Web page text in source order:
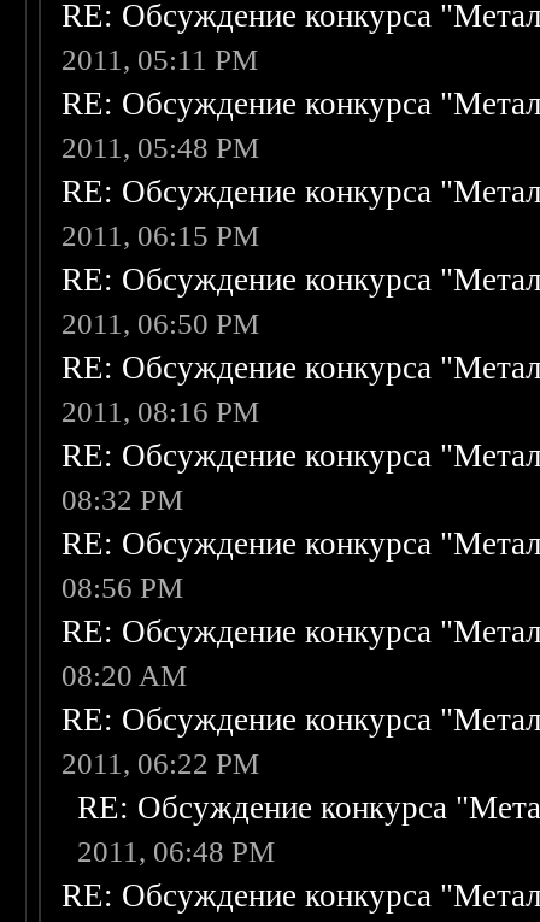
RE: Обсуждение конкурса
2011, 05:11 PM
RE: Обсуждение конкурса
2011, 05:48 PM
RE: Обсуждение конкурса
2011, 06:15 PM
RE: Обсуждение конкурса
2011, 06:50 PM
RE: Обсуждение конкурса
2011, 08:16 PM
RE: Обсуждение конкурса
08:32 PM
RE: Обсуждение конкурса
08:56 PM
RE: Обсуждение конкурса
08:20 AM
RE: Обсуждение конкурса
2011, 06:22 PM
RE: Обсуждение конкурса
2011, 06:48 PM
RE: Обсуждение конкурса